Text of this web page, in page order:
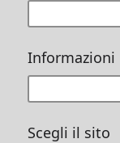
Informazioni
Scegli il sito